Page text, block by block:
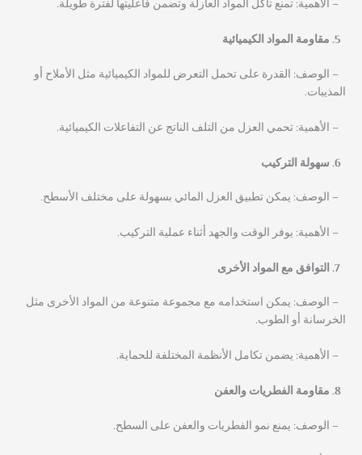
– الأهمية: تمنع تآكل المواد العازلة وتضمن فاعليتها لفترة طويلة.
مقاومة المواد الكيميائية
– الوصف: القدرة على تحمل التعرض للمواد الكيميائية مثل الأملاح أو
المذيبات.
– الأهمية: تحمي العزل من التلف الناتج عن التفاعلات الكيميائية.
سهولة التركيب
– الوصف: يمكن تطبيق العزل المائي بسهولة على مختلف الأسطح.
– الأهمية: يوفر الوقت والجهد أثناء عملية التركيب.
التوافق مع المواد الأخرى
– الوصف: يمكن استخدامه مع مجموعة متنوعة من المواد الأخرى مثل
الخرسانة أو الطوب.
– الأهمية: يضمن تكامل الأنظمة المختلفة للحماية.
مقاومة الفطريات والعفن
– الوصف: يمنع نمو الفطريات والعفن على السطح.